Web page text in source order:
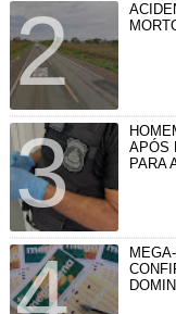
APÓS
PARA